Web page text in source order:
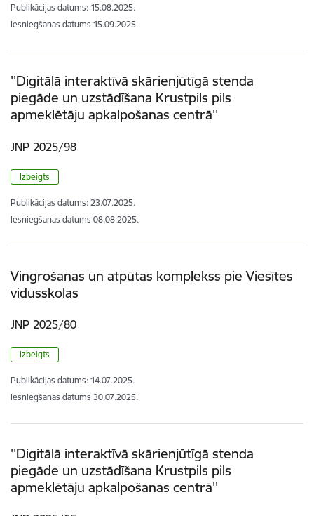
Publikācijas datums: 15.08.2025.
Iesniegšanas datums 15.09.2025.
''Digitālā interaktīvā skārienjūtīgā stenda
piegāde un uzstādīšana Krustpils pils
apmeklētāju apkalpošanas centrā''
JNP 2025/98
Izbeigts
Publikācijas datums: 23.07.2025.
Iesniegšanas datums 08.08.2025.
Vingrošanas un atpūtas komplekss pie Viesītes
vidusskolas
JNP 2025/80
Izbeigts
Publikācijas datums: 14.07.2025.
Iesniegšanas datums 30.07.2025.
''Digitālā interaktīvā skārienjūtīgā stenda
piegāde un uzstādīšana Krustpils pils
apmeklētāju apkalpošanas centrā''